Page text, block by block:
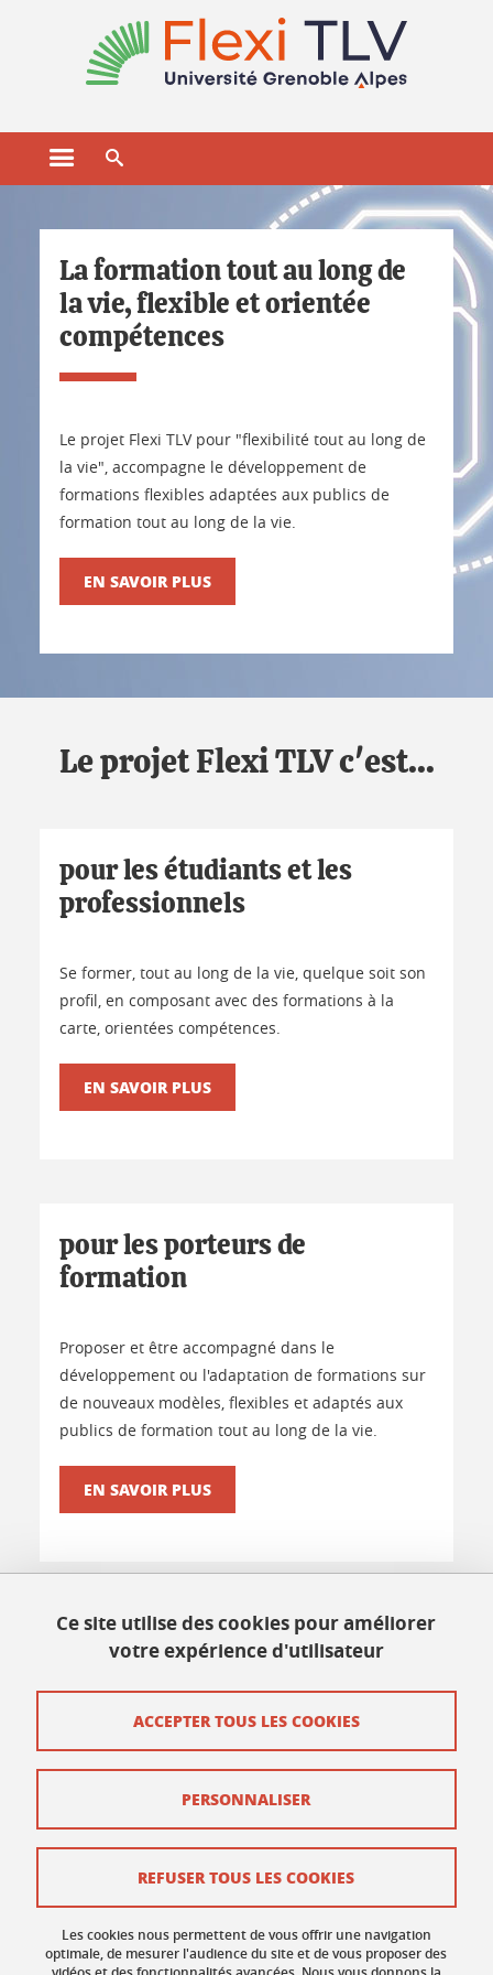
Ouvrir le menu principal
La formation tout au long de
la vie, flexible et orientée
compétences
Le projet Flexi TLV pour "flexibilité tout au long de
la vie", accompagne le développement de
formations flexibles adaptées aux publics de
formation tout au long de la vie.
EN SAVOIR PLUS
Le projet Flexi TLV c'est...
pour les étudiants et les
professionnels
Se former, tout au long de la vie, quelque soit son
profil, en composant avec des formations à la
carte, orientées compétences.
EN SAVOIR PLUS
pour les porteurs de
formation
Proposer et être accompagné dans le
développement ou l'adaptation de formations sur
de nouveaux modèles, flexibles et adaptés aux
publics de formation tout au long de la vie.
EN SAVOIR PLUS
Pôle projet Formation - Flexi TLV
Bâtiment Pierre Mendès-France
151 rue des Universités
flexitlv@univ-grenoble-alpes.fr
Crédits
Mentions légales
Données personnelles
Ce site utilise des cookies pour améliorer
votre expérience d'utilisateur
Les cookies nous permettent de vous offrir une navigation
optimale, de mesurer l'audience du site et de vous proposer des
ACCEPTER TOUS LES COOKIES
REFUSER TOUS LES COOKIES
PERSONNALISER